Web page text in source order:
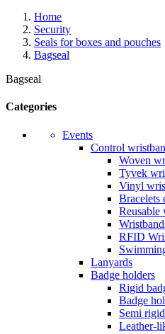
Home
Security
Seals for boxes and pouches
Bagseal
Bagseal
Categories
Events
Control
Woven
Tyvek
Vinyl
Bracelets
Reusable
RFID
Lanyards
Badge holders
Rigid
Badge
Semi
Leather-